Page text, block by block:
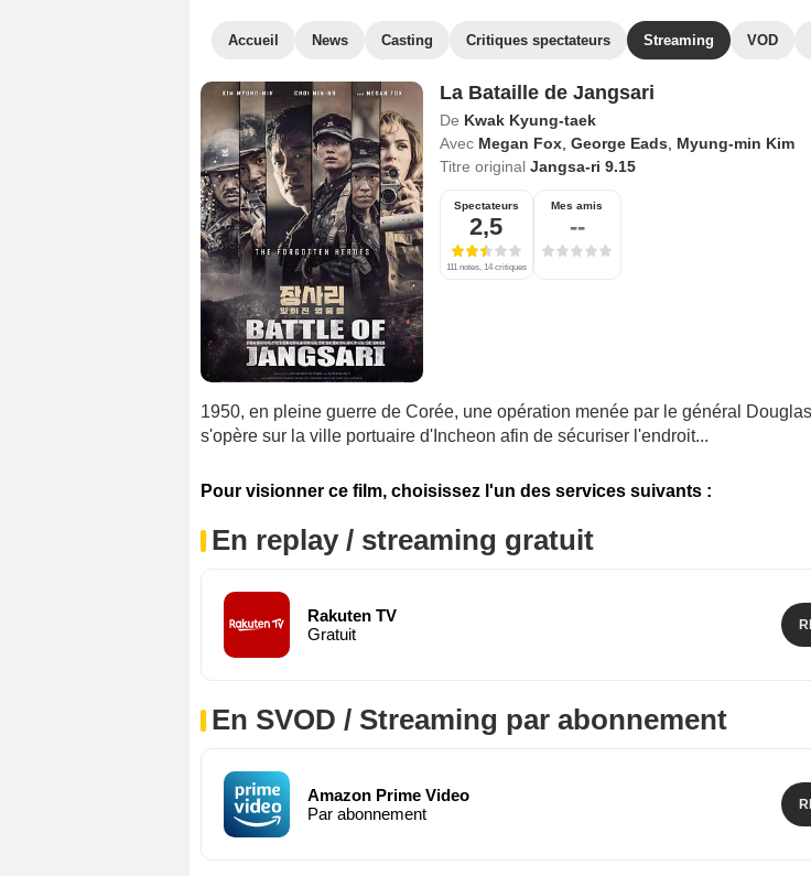
Accueil News Casting Critiques spectateurs Streaming VOD
La Bataille de Jangsari
De Kwak Kyung-taek
Avec Megan Fox, George Eads
Myung-min Kim
Titre original Jangsa-ri 9.15
Spectateurs
2,5
111 notes, 14 critiques
Mes amis
--
1950, en pleine guerre de Corée, une opération menée par le général
s'opère sur la ville portuaire d'Incheon afin de sécuriser l'endroit...
Pour visionner ce film, choisissez l'un des services suivants :
En replay / streaming gratuit
Rakuten TV
Gratuit
En SVOD / Streaming par abonnement
Amazon Prime Video
Par abonnement